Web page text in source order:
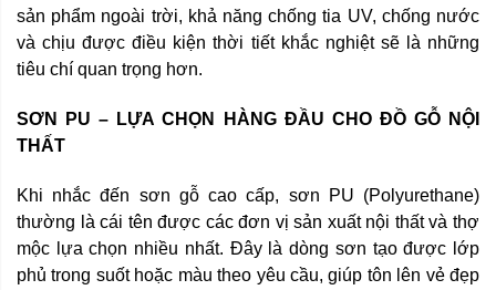
sản phẩm ngoài trời, khả năng chống tia UV, chống nước
và chịu được điều kiện thời tiết khắc nghiệt sẽ là những
tiêu chí quan trọng hơn.
SƠN PU – LỰA CHỌN HÀNG ĐẦU CHO ĐỒ GỖ NỘI
THẤT
Khi nhắc đến sơn gỗ cao cấp, sơn PU (Polyurethane)
thường là cái tên được các đơn vị sản xuất nội thất và thợ
mộc lựa chọn nhiều nhất. Đây là dòng sơn tạo được lớp
phủ trong suốt hoặc màu theo yêu cầu, giúp tôn lên vẻ đẹp